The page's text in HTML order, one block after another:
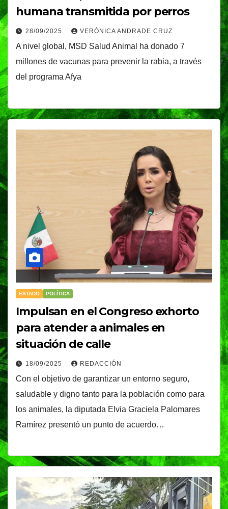
humana transmitida por perros
28/09/2025 VERÓNICA ANDRADE CRUZ
A nivel global, MSD Salud Animal ha donado 7
millones de vacunas para prevenir la rabia, a través
del programa Afya
ESTADO POLÍTICA
Impulsan en el Congreso exhorto
para atender a animales en
situación de calle
18/09/2025 REDACCIÓN
Con el objetivo de garantizar un entorno seguro,
saludable y digno tanto para la población como para
los animales, la diputada Elvia Graciela Palomares
Ramírez presentó un punto de acuerdo…